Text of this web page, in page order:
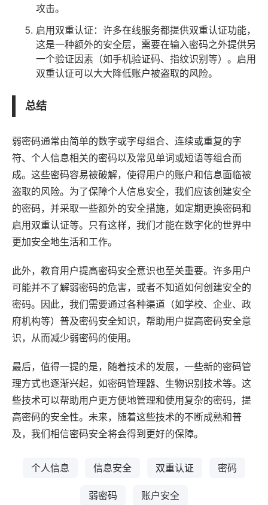
攻击。
启用双重认证：许多在线服务都提供双重认证功能，
这是一种额外的安全层，需要在输入密码之外提供另
一个验证因素（如手机验证码、指纹识别等）。启用
双重认证可以大大降低账户被盗取的风险。
总结
弱密码通常由简单的数字或字母组合、连续或重复的字
符、个人信息相关的密码以及常见单词或短语等组合而
成。这些密码容易被破解，使得用户的账户和信息面临被
盗取的风险。为了保障个人信息安全，我们应该创建安全
的密码，并采取一些额外的安全措施，如定期更换密码和
启用双重认证等。只有这样，我们才能在数字化的世界中
更加安全地生活和工作。
此外，教育用户提高密码安全意识也至关重要。许多用户
可能并不了解弱密码的危害，或者不知道如何创建安全的
密码。因此，我们需要通过各种渠道（如学校、企业、政
府机构等）普及密码安全知识，帮助用户提高密码安全意
识，从而减少弱密码的使用。
最后，值得一提的是，随着技术的发展，一些新的密码管
理方式也逐渐兴起，如密码管理器、生物识别技术等。这
些技术可以帮助用户更方便地管理和使用复杂的密码，提
高密码的安全性。未来，随着这些技术的不断成熟和普
及，我们相信密码安全将会得到更好的保障。
个人信息 信息安全 双重认证 密码
弱密码 账户安全